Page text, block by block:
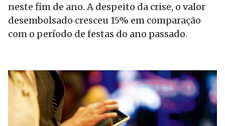
neste fim de ano. A despeito da crise, o valor
desembolsado cresceu 15% em comparação
com o período de festas do ano passado.